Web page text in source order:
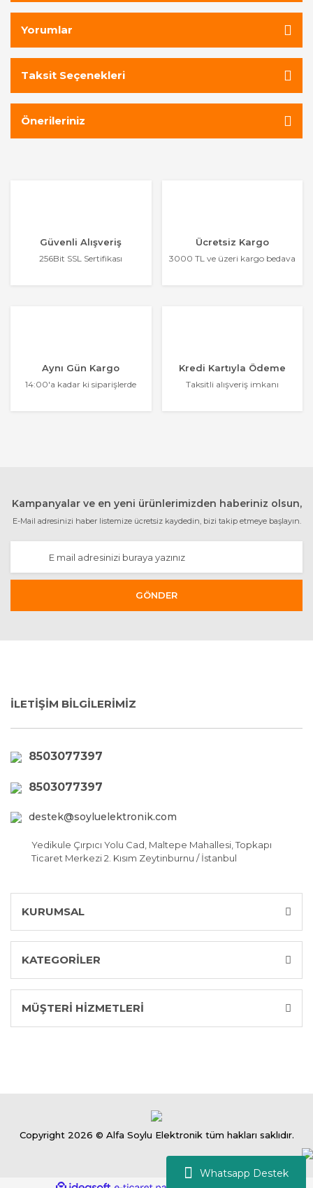
Whatsapp Destek
Yorumlar
Taksit Seçenekleri
Önerileriniz
Güvenli Alışveriş
256Bit SSL Sertifikası
Ücretsiz Kargo
3000 TL ve üzeri kargo bedava
Aynı Gün Kargo
14:00'a kadar ki siparişlerde
Kredi Kartıyla Ödeme
Taksitli alışveriş imkanı
Kampanyalar ve en yeni ürünlerimizden haberiniz olsun,
E-Mail adresinizi haber listemize ücretsiz kaydedin, bizi takip etmeye başlayın.
GÖNDER
İLETİŞİM BİLGİLERİMİZ
8503077397
8503077397
destek@soyluelektronik.com
Yedikule Çırpıcı Yolu Cad, Maltepe Mahallesi, Topkapı
Ticaret Merkezi 2. Kısım Zeytinburnu / İstanbul
KURUMSAL
KATEGORİLER
MÜŞTERİ HİZMETLERİ
Copyright 2026 © Alfa Soylu Elektronik tüm hakları saklıdır.